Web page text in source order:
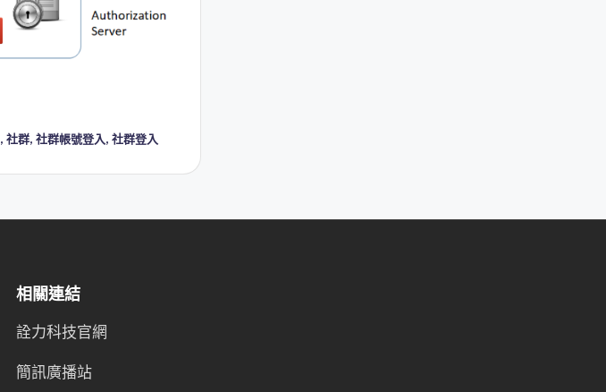
,社群,社群帳號登入,社群登入
相關連結
詮力科技官網
簡訊廣播站